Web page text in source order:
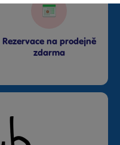
Rezervace na prodejně
zdarma